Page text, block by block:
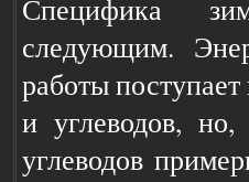
Специфика
следующим.
работы
и углеводов,
углеводов